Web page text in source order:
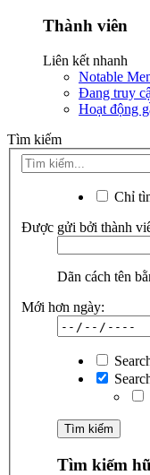
Thành viên
Liên kết nhanh
Notable
Đang truy
Hoạt động
Tìm kiếm
Chỉ
Được gửi bởi thành
Dãn cách tên
Mới hơn ngày:
Tìm kiếm